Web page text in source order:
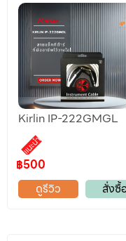
Kirlin IP-222GMGL
แนะนำ
฿500
ดูรีวิว
สั่งซื้